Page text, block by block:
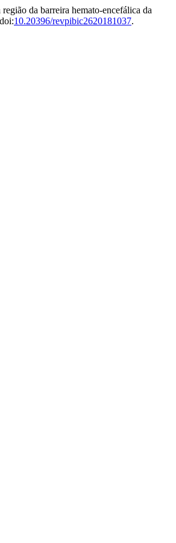
da barreira hemato-encefálica da
10.20396/revpibic2620181037.